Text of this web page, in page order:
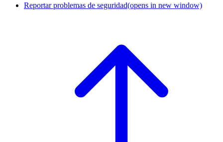
Reportar problemas de seguridad(opens in new window)